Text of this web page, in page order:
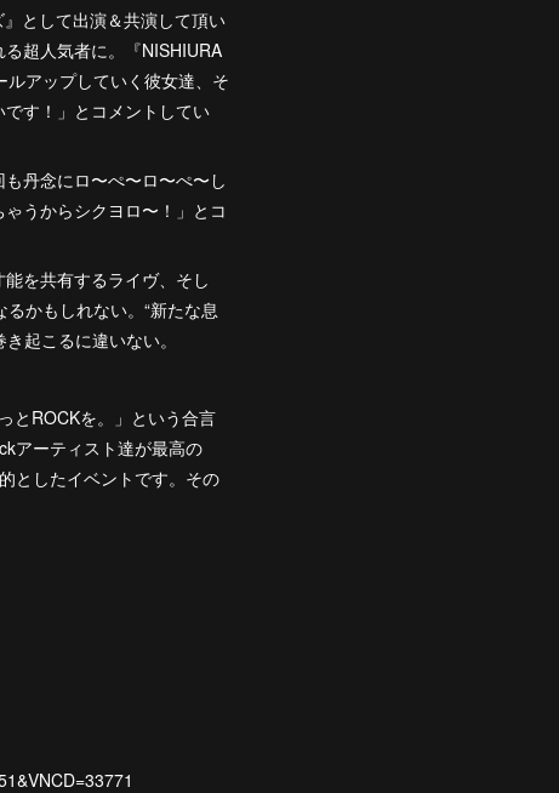
として出演＆共演して頂い
超人気者に。『NISHIURA
アップしていく彼女達、そ
す！」とコメントしてい
丹念にロ〜ぺ〜ロ〜ぺ〜し
うからシクヨロ〜！」とコ
を共有するライヴ、そし
かもしれない。“新たな息
起こるに違いない。
とROCKを。」という合言
アーティスト達が最高の
としたイベントです。その